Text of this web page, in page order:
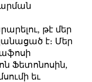
թէ մեր
է։ Մեր
Ֆետոնոսին,
եւ